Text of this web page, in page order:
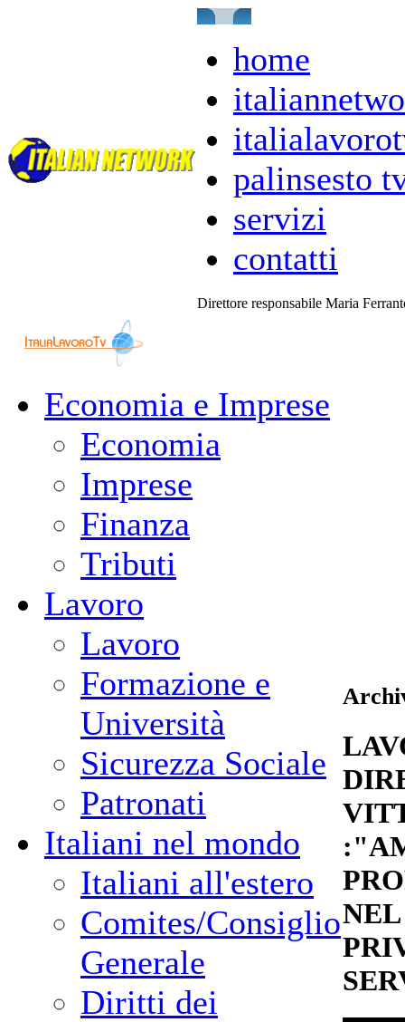
home
palinsesto
servizi
contatti
Direttore responsabile Maria
Economia e Imprese
Economia
Imprese
Finanza
Tributi
Lavoro
Lavoro
Formazione e
Università
Sicurezza Sociale
Patronati
Italiani nel mondo
Italiani all'estero
Comites/Consiglio
Generale
Diritti dei